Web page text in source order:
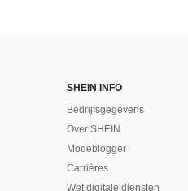
SHEIN INFO
Bedrijfsgegevens
Over SHEIN
Modeblogger
Carrières
Wet digitale diensten